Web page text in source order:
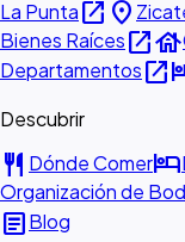
La Puntaopen_in_new place
Bienes Raícesopen_in_newhouse
Departamentosopen_in_new
Descubrir
restaurant Dónde Comerhotel
Organización de
articleBlog